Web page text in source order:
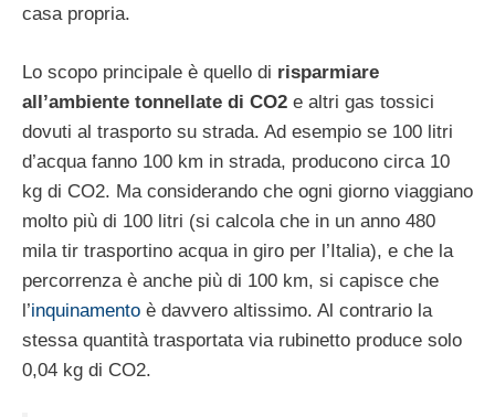
casa propria.
Lo scopo principale è quello di risparmiare
all’ambiente tonnellate di CO2 e altri gas tossici
dovuti al trasporto su strada. Ad esempio se 100 litri
d’acqua fanno 100 km in strada, producono circa 10
kg di CO2. Ma considerando che ogni giorno viaggiano
molto più di 100 litri (si calcola che in un anno 480
mila tir trasportino acqua in giro per l’Italia), e che la
percorrenza è anche più di 100 km, si capisce che
l’inquinamento è davvero altissimo. Al contrario la
stessa quantità trasportata via rubinetto produce solo
0,04 kg di CO2.